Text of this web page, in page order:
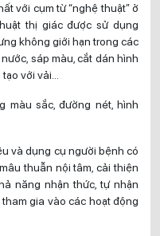
với cụm từ “nghệ thuật” ở
thị giác được sử dụng
không giới hạn trong các
sáp màu, cắt dán hình
với vải…
màu sắc, đường nét, hình
và dụng cụ người bệnh có
thuẫn nội tâm, cải thiện
năng nhận thức, tự nhận
gia vào các hoạt động